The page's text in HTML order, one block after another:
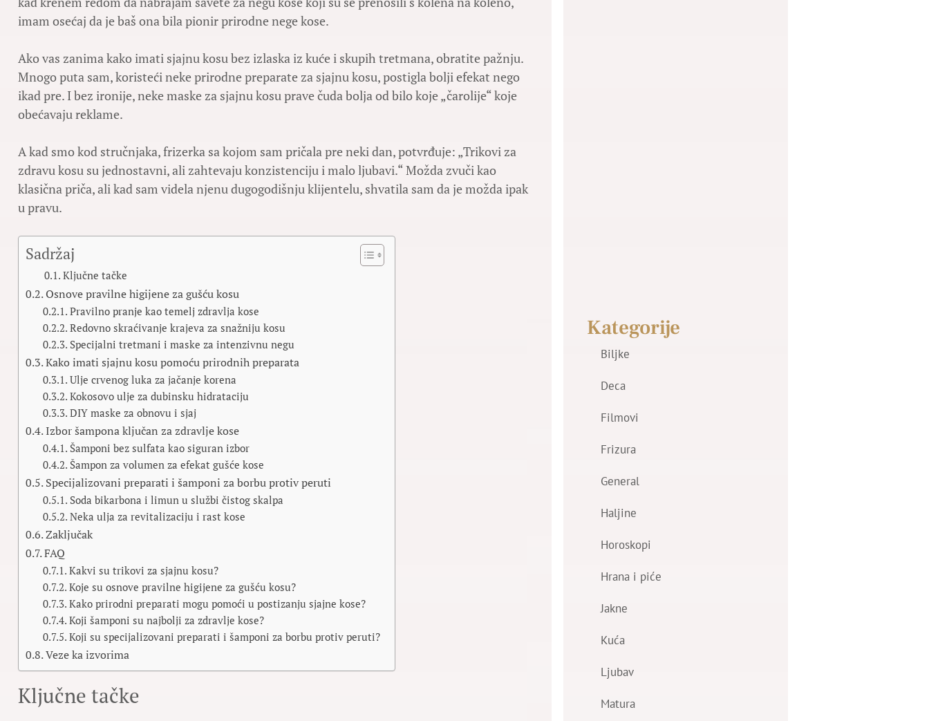
imam osećaj da je baš ona bila pionir prirodne nege kose.
Ako vas zanima kako imati sjajnu kosu bez izlaska iz kuće i skupih tretmana, obratite pažnju.
Mnogo puta sam, koristeći neke prirodne preparate za sjajnu kosu, postigla bolji efekat nego
ikad pre. I bez ironije, neke maske za sjajnu kosu prave čuda bolja od bilo koje „čarolije“ koje
obećavaju reklame.
A kad smo kod stručnjaka, frizerka sa kojom sam pričala pre neki dan, potvrđuje: „Trikovi za
zdravu kosu su jednostavni, ali zahtevaju konzistenciju i malo ljubavi.“ Možda zvuči kao
klasična priča, ali kad sam videla njenu dugogodišnju klijentelu, shvatila sam da je možda ipak
u pravu.
Sadržaj
Ključne tačke
Osnove pravilne higijene za gušću kosu
Pravilno pranje kao temelj zdravlja kose
Redovno skraćivanje krajeva za snažniju kosu
Specijalni tretmani i maske za intenzivnu negu
Kako imati sjajnu kosu pomoću prirodnih preparata
Ulje crvenog luka za jačanje korena
Kokosovo ulje za dubinsku hidrataciju
DIY maske za obnovu i sjaj
Izbor šampona ključan za zdravlje kose
Šamponi bez sulfata kao siguran izbor
Šampon za volumen za efekat gušće kose
Specijalizovani preparati i šamponi za borbu protiv peruti
Soda bikarbona i limun u službi čistog skalpa
Neka ulja za revitalizaciju i rast kose
Zaključak
FAQ
Kakvi su trikovi za sjajnu kosu?
Koje su osnove pravilne higijene za gušću kosu?
Kako prirodni preparati mogu pomoći u postizanju sjajne kose?
Koji šamponi su najbolji za zdravlje kose?
Koji su specijalizovani preparati i šamponi za borbu protiv peruti?
Veze ka izvorima
Ključne tačke
Kategorije
Biljke
Deca
Filmovi
Frizura
General
Haljine
Horoskopi
Hrana i piće
Jakne
Kuća
Ljubav
Matura